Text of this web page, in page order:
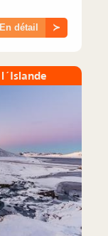
En détail ≻